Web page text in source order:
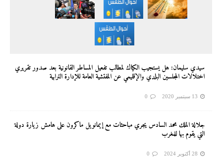
سيدي سليمان: هل يستجيب الكياك لمطالب تفعيل المساطر القانونية بعد صدور تقريري
اختلالات المجلسين البلدي والإقليمي عن المفتشية العامة للإدارة الترابية
13 سبتمبر 2020 0
جلالة الملك محمد السادس يجري مباحثات مع إيمانويل ماكرون على هامش زيارة دولة
التي يقوم بها للمغرب
28 أكتوبر 2024 0